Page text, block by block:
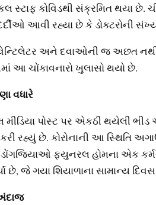
સ્ટાફ કોવિડથી સંક્રમિત થયા છે.
આવી રહ્યા છે કે ડોક્ટરોની
અને દવાઓની જ અછત
આ ચોંકાવનારો ખુલાસો થયો છે.
વધારે
પોસ્ટ પર એકઠી થયેલી ભીડ
રહ્યું છે. કોરોનાની આ સ્થિતિ
ડોંગજિયાઓ ફ્યુનરલ હોમના એક
છે, જે ગયા શિયાળાના સામાન્ય